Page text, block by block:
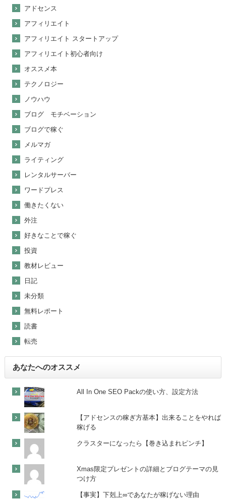
アドセンス
アフィリエイト
アフィリエイト スタートアップ
アフィリエイト初心者向け
オススメ本
テクノロジー
ノウハウ
ブログ モチベーション
ブログで稼ぐ
メルマガ
ライティング
レンタルサーバー
ワードプレス
働きたくない
外注
好きなことで稼ぐ
投資
教材レビュー
日記
未分類
無料レポート
読書
転売
あなたへのオススメ
All In One SEO Packの使い方、設定方法
【アドセンスの稼ぎ方基本】出来ることをやれば
稼げる
クラスターになったら【巻き込まれピンチ】
Xmas限定プレゼントの詳細とブログテーマの見
つけ方
【事実】下剋上∞であなたが稼げない理由